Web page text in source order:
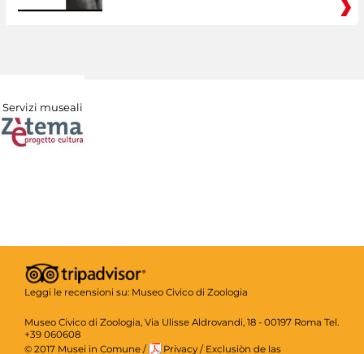
Servizi museali
Leggi le recensioni su: Museo Civico di Zoologia
Museo Civico di Zoologia, Via Ulisse Aldrovandi, 18 - 00197 Roma Tel.
+39 060608
© 2017 Musei in Comune / Privacy / Exclusiòn de las